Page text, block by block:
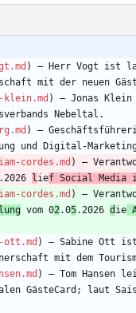
) — Herr Vogt ist
) — Jonas
) —
cordes.md ) —
.2026 lief Social Media
cordes.md ) —
vom 02.05.2026 d ie
ott.md ) — Sabine Ott ist
) — Tom Hansen
GästeCard; laut